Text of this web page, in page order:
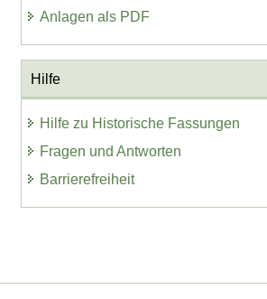
Anlagen als PDF
Hilfe
Hilfe zu Historische Fassungen
Fragen und Antworten
Barrierefreiheit